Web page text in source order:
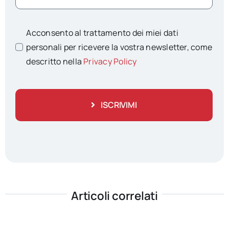
Acconsento al trattamento dei miei dati
personali per ricevere la vostra newsletter, come
descritto nella Privacy Policy
ISCRIVIMI
Articoli correlati